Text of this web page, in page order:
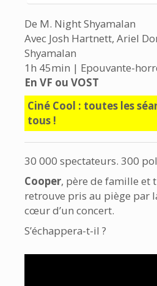
De M. Night Shyamalan
Avec Josh Hartnett, Ariel
Shyamalan
1h 45min | Epouvante-
En VF ou VOST
Ciné Cool : toutes les
tous !
30 000 spectateurs. 300
Cooper, père de famille et
retrouve pris au piège par
cœur d’un concert.
S’échappera-t-il ?